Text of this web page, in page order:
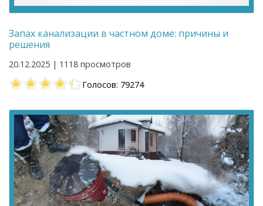
Запах канализации в частном доме: причины и
решения
20.12.2025 | 1118 просмотров
Голосов: 79274